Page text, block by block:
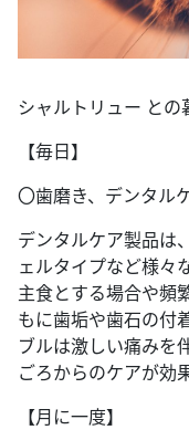
シャルトリュー と
【毎日】
〇歯磨き、デンタル
デンタルケア製品は
ェルタイプなど様々
主食とする場合や頻
もに歯垢や歯石の付
ブルは激しい痛みを
ごろからのケアが効
【月に一度】